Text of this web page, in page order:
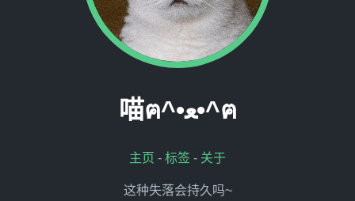
喵ฅ^•ﻌ•^ฅ
主页 - 标签 - 关于
这种失落会持久吗~